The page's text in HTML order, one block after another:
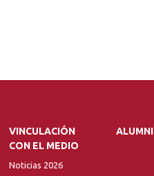
VINCULACIÓN
CON EL MEDIO
Noticias 2026
ALUMNI